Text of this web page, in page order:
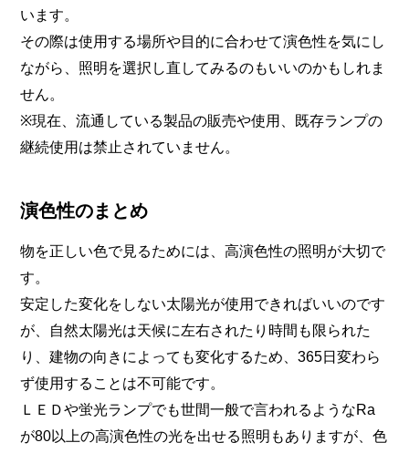
います。
その際は使用する場所や目的に合わせて演色性を気にし
ながら、照明を選択し直してみるのもいいのかもしれま
せん。
※現在、流通している製品の販売や使用、既存ランプの
継続使用は禁止されていません。
演色性のまとめ
物を正しい色で見るためには、高演色性の照明が大切で
す。
安定した変化をしない太陽光が使用できればいいのです
が、自然太陽光は天候に左右されたり時間も限られた
り、建物の向きによっても変化するため、365日変わら
ず使用することは不可能です。
ＬＥＤや蛍光ランプでも世間一般で言われるようなRa
が80以上の高演色性の光を出せる照明もありますが、色